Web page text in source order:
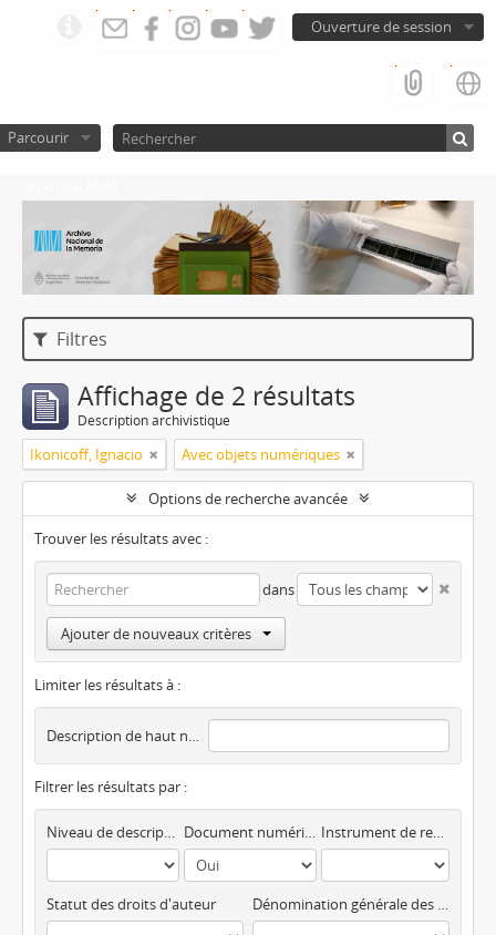
Ouverture de session
Parcourir
Filtres
Affichage de 2 résultats
Description archivistique
Ikonicoff, Ignacio Avec objets numériques
Options de recherche avancée
Trouver les résultats avec :
dans
Ajouter de nouveaux critères
Limiter les résultats à :
Description de haut niveau
Filtrer les résultats par :
Niveau de description Document numérique disponible Instrument de recherche
Statut des droits d'auteur Dénomination générale des documents